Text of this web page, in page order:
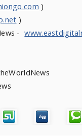
)
)
-